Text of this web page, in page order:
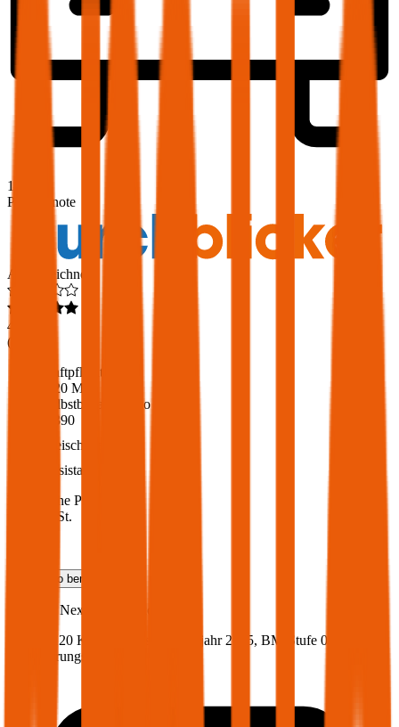
1,9
Produktnote
Ausgezeichnet
4,6
(
Haftpflicht
€ 20 Mio.
Selbstbehalt Kasko
€ 390
Freischaden
Assistance
Monatliche Prämie
inkl. mVSt.
Teilkasko berechnen
Nexo, Vollkasko
163 PS/120 KW, wasserstoff, Baujahr 2025, BM-Stufe 0
Versicherungsnehmer 30 Jahre